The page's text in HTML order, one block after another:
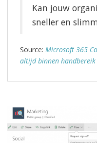
Kan jouw
sneller en
Source: Microsoft 365
altijd binnen handbereik